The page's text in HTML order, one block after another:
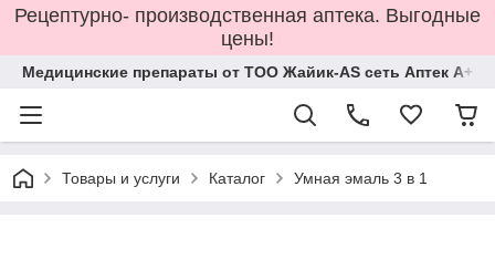
Рецептурно- производственная аптека. Выгодные
цены!
Медицинские препараты от ТОО Жайик-AS сеть Аптек А+
Товары и услуги Каталог Умная эмаль 3 в 1